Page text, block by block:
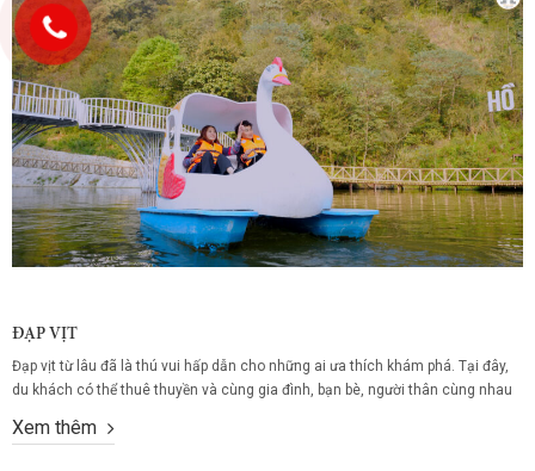
ĐẠP VỊT
Đạp vịt từ lâu đã là thú vui hấp dẫn cho những ai ưa thích khám phá. Tại đây,
du khách có thể thuê thuyền và cùng gia đình, bạn bè, người thân cùng nhau
gây dấu ấn...
Xem thêm